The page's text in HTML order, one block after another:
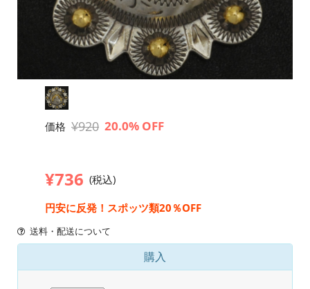
価格 ¥920 20.0% OFF
¥736 (税込)
円安に反発！スポッツ類20％OFF
送料・配送について
購入